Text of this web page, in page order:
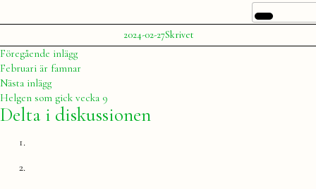
Publicerat
av
Julia
2024-02-27Publicerat
i
SkrivetEtiketter:
februari,
Inläggsnavigering
Föregående inläggFöregående
inlägg:
Februari är famnar
Nästa inläggNästa
inlägg:
Helgen som gick vecka 9
Delta i diskussionen